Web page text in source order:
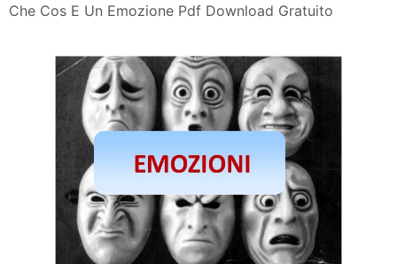
Che Cos E Un Emozione Pdf Download Gratuito